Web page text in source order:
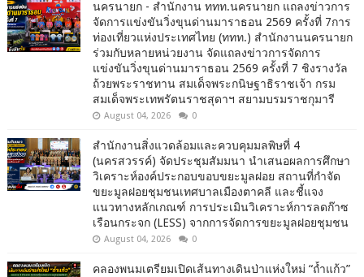
นครนายก - สำนักงาน ททท.นครนายก แถลงข่าวการ
จัดการแข่งขันวิ่งขุนด่านมาราธอน 2569 ครั้งที่ 7การ
ท่องเที่ยวแห่งประเทศไทย (ททท.) สำนักงานนครนายก
ร่วมกับหลายหน่วยงาน จัดแถลงข่าวการจัดการ
แข่งขันวิ่งขุนด่านมาราธอน 2569 ครั้งที่ 7 ชิงรางวัล
ถ้วยพระราชทาน สมเด็จพระกนิษฐาธิราชเจ้า กรม
สมเด็จพระเทพรัตนราชสุดาฯ สยามบรมราชกุมารี
August 04, 2026 0
สำนักงานสิ่งแวดล้อมและควบคุมมลพิษที่ 4
(นครสวรรค์) จัดประชุมสัมมนา นำเสนอผลการศึกษา
วิเคราะห์องค์ประกอบขอบขยะมูลฝอย สถานที่กำจัด
ขยะมูลฝอยชุมชนเทศบาลเมืองตาคลี และชี้แจง
แนวทางหลักเกณฑ์ การประเมินวิเคราะห์การลดก๊าซ
เรือนกระจก (LESS) จากการจัดการขยะมูลฝอยชุมชน
August 04, 2026 0
คลองพนมเตรียมเปิดเส้นทางเดินป่าแห่งใหม่ “ถ้ำแก้ว”